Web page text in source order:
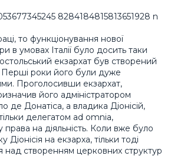
то функціонування нової
в умовах Італії було досить таки
екзархат був створений
роки його були дуже
Проголосивши екзархат,
його адміністратором
де Донатіса, а владика Діонісій,
делегатом ad omnia,
на діяльність. Коли вже було
Діонісія на екзарха, тільки тоді
над створенням церковних структур